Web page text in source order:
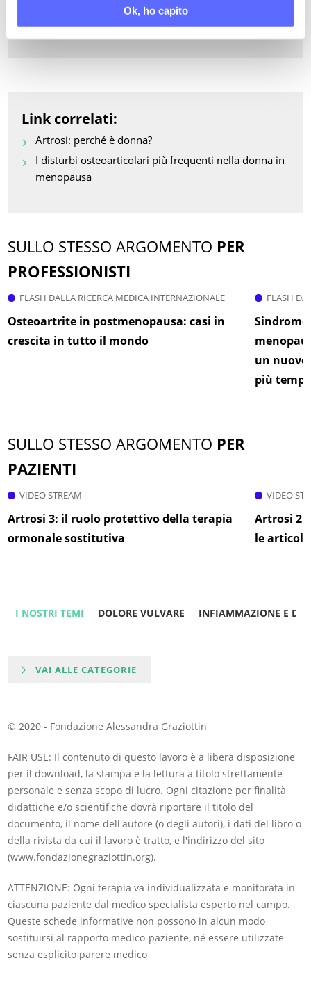
Ok, ho capito
TERAPIA ORMONALE SOSTITUTIVA
Link correlati:
Artrosi: perché è donna?
I disturbi osteoarticolari più frequenti nella donna in
menopausa
SULLO STESSO ARGOMENTO PER
PROFESSIONISTI
FLASH DALLA RICERCA MEDICA INTERNAZIONALE
Osteoartrite in postmenopausa: casi in
crescita in tutto il mondo
FLASH
un nuovo
più
SULLO STESSO ARGOMENTO PER
PAZIENTI
VIDEO STREAM
Artrosi 3: il ruolo protettivo della terapia
ormonale sostitutiva
VIDEO
Artrosi 2:
le
I NOSTRI TEMI DOLORE VULVARE INFIAMMAZIONE E
VAI ALLE CATEGORIE
© 2020 - Fondazione Alessandra Graziottin
FAIR USE: Il contenuto di questo lavoro è a libera disposizione
per il download, la stampa e la lettura a titolo strettamente
personale e senza scopo di lucro. Ogni citazione per finalità
didattiche e/o scientifiche dovrà riportare il titolo del
documento, il nome dell'autore (o degli autori), i dati del libro o
della rivista da cui il lavoro è tratto, e l'indirizzo del sito
(www.fondazionegraziottin.org).
ATTENZIONE: Ogni terapia va individualizzata e monitorata in
ciascuna paziente dal medico specialista esperto nel campo.
Queste schede informative non possono in alcun modo
sostituirsi al rapporto medico-paziente, né essere utilizzate
senza esplicito parere medico